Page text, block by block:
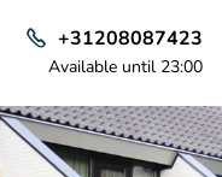
+31208087423
Available until 23:00